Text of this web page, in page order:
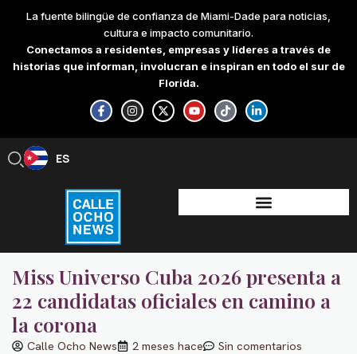
content
La fuente bilingüe de confianza de Miami-Dade para noticias,
cultura e impacto comunitario.
Conectamos a residentes, empresas y líderes a través de
historias que informan, involucran e inspiran en todo el sur de
Florida.
F
a
c
e
-
f
I
n
s
t
X
-
t
w
Y
o
u
t
T
i
k
t
L
i
n
k
-
i
n
ES
EN
Miss Universo Cuba 2026 presenta a
22 candidatas oficiales en camino a
la corona
Calle Ocho News 2 meses hace Sin comentarios